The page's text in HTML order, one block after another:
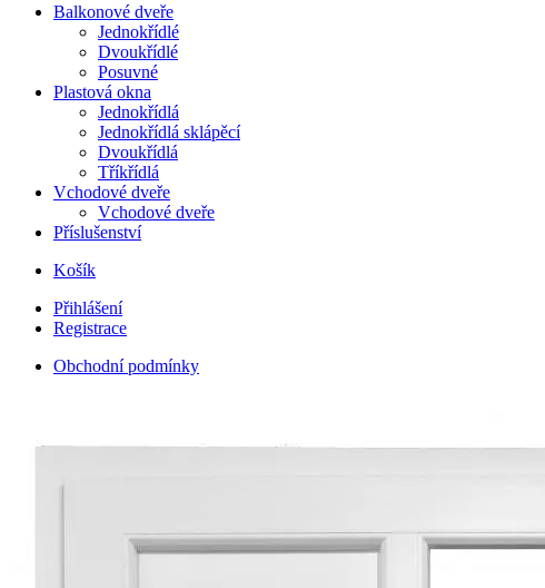
Balkonové dveře
Jednokřídlé
Dvoukřídlé
Posuvné
Plastová okna
Jednokřídlá
Jednokřídlá sklápěcí
Dvoukřídlá
Tříkřídlá
Vchodové dveře
Vchodové dveře
Příslušenství
Košík
Přihlášení
Registrace
Obchodní podmínky